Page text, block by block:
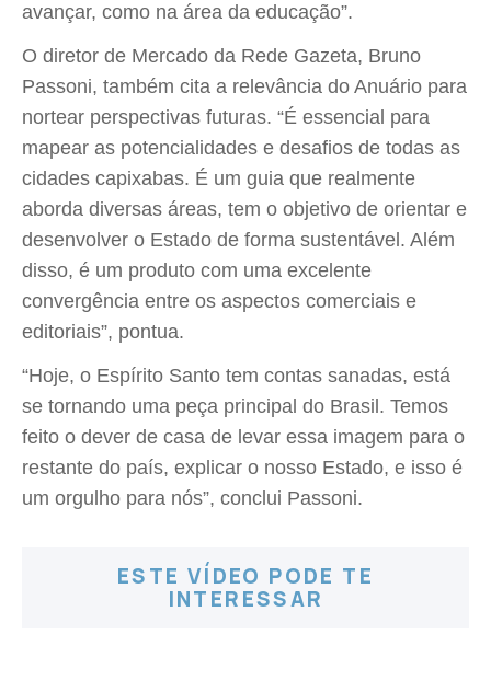
avançar, como na área da educação”.
O diretor de Mercado da Rede Gazeta, Bruno
Passoni, também cita a relevância do Anuário para
nortear perspectivas futuras. “É essencial para
mapear as potencialidades e desafios de todas as
cidades capixabas. É um guia que realmente
aborda diversas áreas, tem o objetivo de orientar e
desenvolver o Estado de forma sustentável. Além
disso, é um produto com uma excelente
convergência entre os aspectos comerciais e
editoriais”, pontua.
“Hoje, o Espírito Santo tem contas sanadas, está
se tornando uma peça principal do Brasil. Temos
feito o dever de casa de levar essa imagem para o
restante do país, explicar o nosso Estado, e isso é
um orgulho para nós”, conclui Passoni.
ESTE VÍDEO PODE TE
INTERESSAR